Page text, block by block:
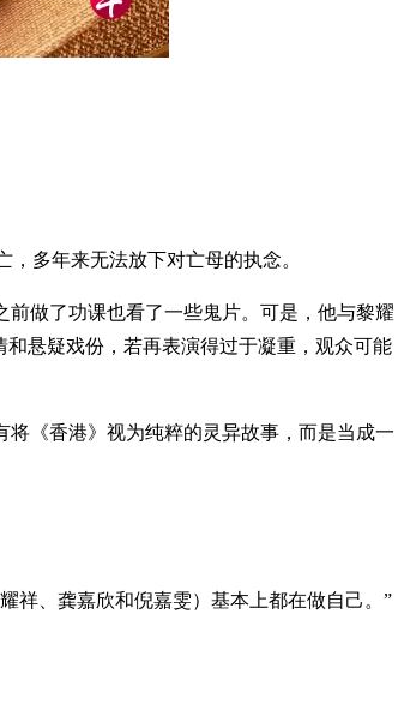
多年来无法放下对亡母的执念。
做了功课也看了一些鬼片。可是，他与黎耀
悬疑戏份，若再表演得过于凝重，观众可能
《香港》视为纯粹的灵异故事，而是当成一
祥、龚嘉欣和倪嘉雯）基本上都在做自己。”